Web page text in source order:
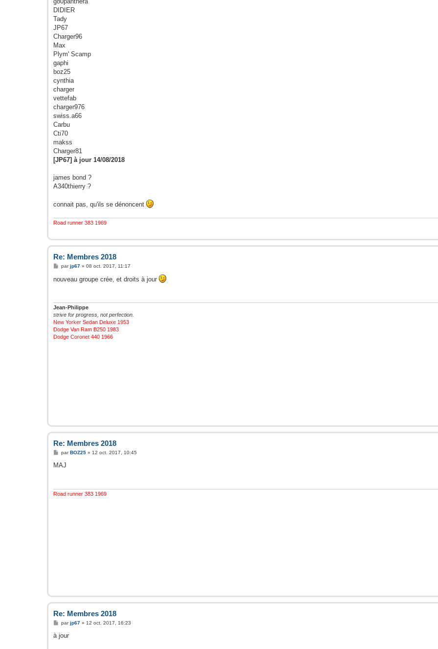
DIDIER
Tady
JP67
Charger96
Max
Plym' Scamp
gaphi
boz25
cynthia
charger
vettefab
charger976
swiss.a66
Carbu
Cti70
makss
Charger81
[JP67] à jour 14/08/2018
james bond ?
A340thierry ?
connait pas, qu'ils se dénoncent
Road runner 383 1969
Re: Membres 2018
M
s
s
parjp67» 08 oct. 2017, 11:17
nouveau groupe crée, et droits à jour
Jean-Philippe
strive for progress, not perfection.
New Yorker Sedan Deluxe 1953
Dodge Van Ram B250 1983
Dodge Coronet 440 1966
Re: Membres 2018
M
s
parBOZ25» 12 oct. 2017, 10:45
MAJ
Road runner 383 1969
Re: Membres 2018
M
s
s
parjp67» 12 oct. 2017, 16:23
à jour